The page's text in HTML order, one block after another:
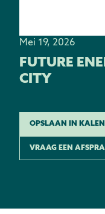
Mei 19, 2026
FUTURE
CITY
OPSLAAN IN
VRAAG EEN